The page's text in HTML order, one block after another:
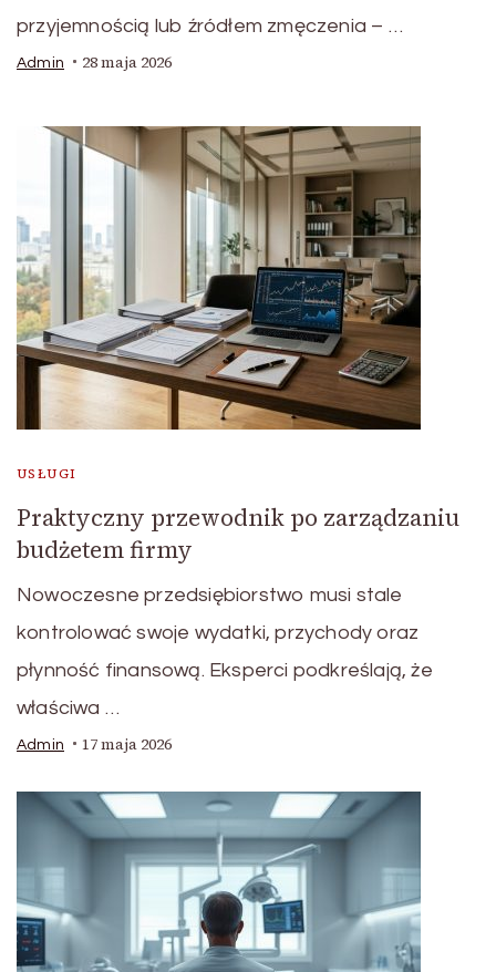
przyjemnością lub źródłem zmęczenia – …
Admin 28 maja 2026
USŁUGI
Praktyczny przewodnik po zarządzaniu
budżetem firmy
Nowoczesne przedsiębiorstwo musi stale
kontrolować swoje wydatki, przychody oraz
płynność finansową. Eksperci podkreślają, że
właściwa …
Admin 17 maja 2026